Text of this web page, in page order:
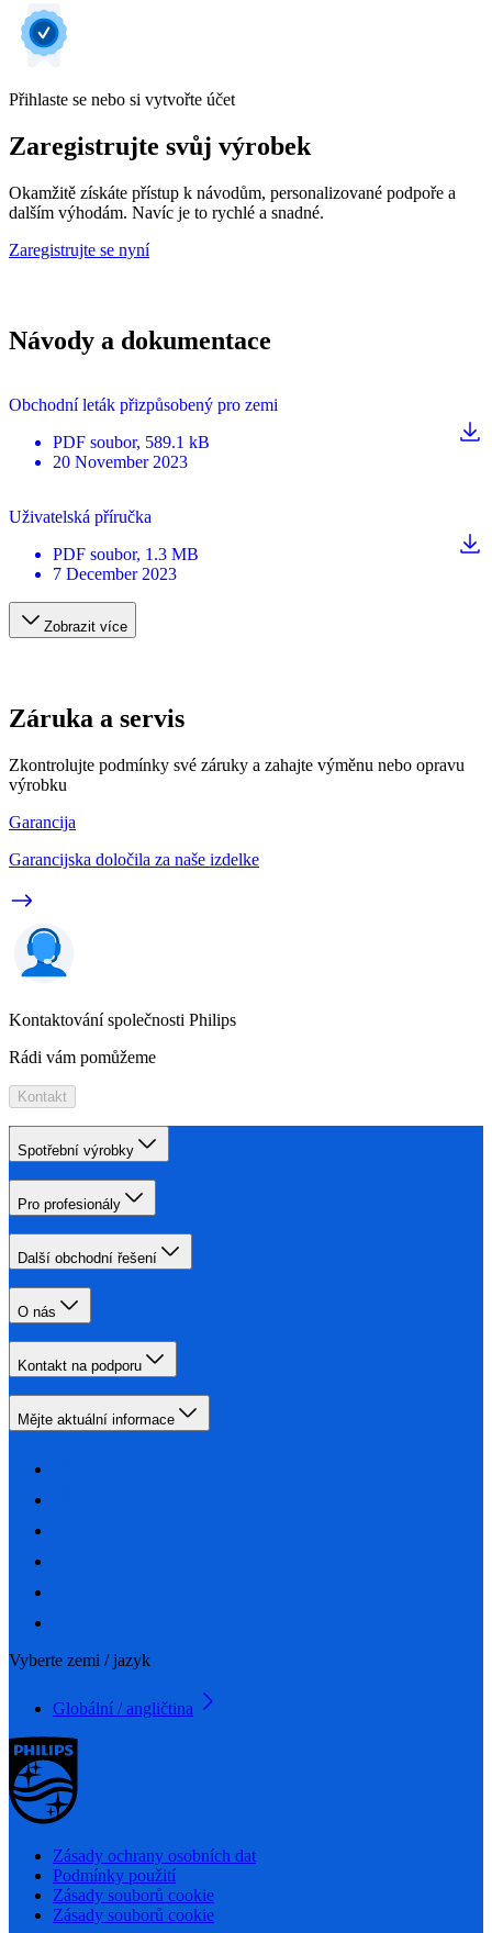
Přihlaste se nebo si vytvořte účet
Zaregistrujte svůj výrobek
Okamžitě získáte přístup k návodům, personalizované podpoře a
dalším výhodám. Navíc je to rychlé a snadné.
Zaregistrujte se nyní
Návody a dokumentace
Obchodní leták přizpůsobený pro zemi
PDF soubor, 589.1 kB
20 November 2023
Uživatelská příručka
PDF soubor, 1.3 MB
7 December 2023
Zobrazit více
Záruka a servis
Zkontrolujte podmínky své záruky a zahajte výměnu nebo opravu
výrobku
Garancija
Garancijska določila za naše izdelke
Kontaktování společnosti Philips
Rádi vám pomůžeme
Kontakt
Spotřební výrobky
Pro profesionály
Další obchodní řešení
O nás
Kontakt na podporu
Mějte aktuální informace
Vyberte zemi / jazyk
Globální / angličtina
Zásady ochrany osobních dat
Podmínky použití
Zásady souborů cookie
Zásady souborů cookie